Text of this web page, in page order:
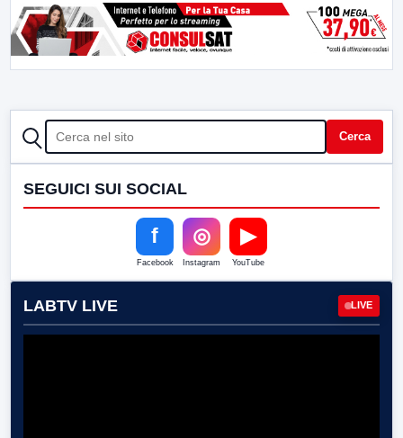
CERCA Cerca
SEGUICI SUI SOCIAL
f
Facebook
◎
Instagram
▶
YouTube
LABTV LIVE LIVE